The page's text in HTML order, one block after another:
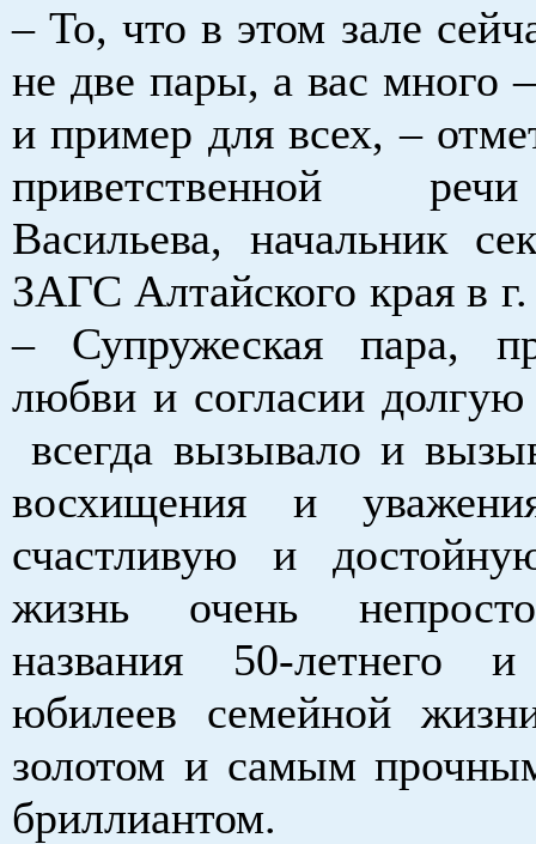
– То, что в этом зале
не две пары, а вас много
и пример для всех, –
приветственной
Васильева, начальник
ЗАГС Алтайского края в
– Супружеская пара,
любви и согласии
всегда вызывало и
восхищения и
счастливую и
жизнь очень
названия 50-летнего и
юбилеев семейной
золотом и самым
бриллиантом.